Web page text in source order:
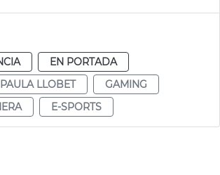
EN PORTADA
PAULA LLOBET
GAMING
E-SPORTS